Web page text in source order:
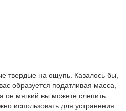
твердые на ощупь. Казалось бы,
образуется податливая масса,
он мягкий вы можете слепить
использовать для устранения